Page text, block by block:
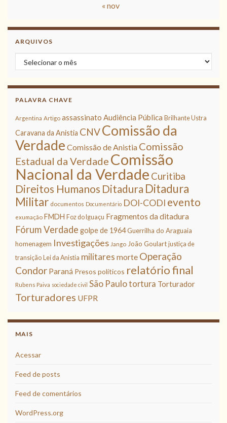
« nov
ARQUIVOS
Arquivos
PALAVRA CHAVE
Argentina Artigo assassinato Audiência Pública Brilhante Ustra
Caravana da Anistia CNVComissão da
Verdade Comissão de Anistia Comissão
Estadual da Verdade Comissão
Nacional da Verdade Curitiba
Direitos Humanos Ditadura Ditadura
Militar documentos Documentário DOI-CODI evento
exumação FMDH Foz do Iguaçu Fragmentos da ditadura
Fórum Verdade golpe de 1964Guerrilha do Araguaia
homenagem Investigações Jango João Goulart justiça de
transição Lei da Anistia militares morte Operação
Condor Paraná Presos políticos relatório final
Rubens Paiva sociedade civil São Paulotortura Torturador
Torturadores UFPR
MAIS
Acessar
Feed de posts
Feed de comentários
WordPress.org